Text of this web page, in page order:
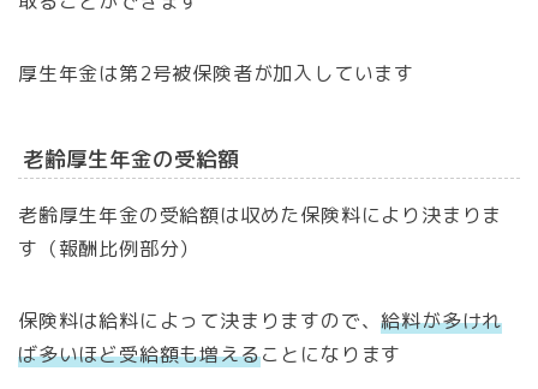
厚生年金は第2号被保険者が加入しています
老齢厚生年金の受給額
老齢厚生年金の受給額は収めた保険料により決まりま
す（報酬比例部分）
保険料は給料によって決まりますので、給料が多けれ
ば多いほど受給額も増えることになります